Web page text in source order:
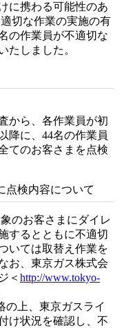
に携わる可能性のあ
切な作業の実施の有
の作業員が不適切な
たしました。
から、各作業員が初
降に、44名の作業員
てのお客さまを点検
点検内容について
のお客さまにダイレ
するとともに不適切
いては取替え作業を
お、東京ガス株式会
＜ http://www.tokyo-
の上、東京ガスライ
け状況を確認し、不